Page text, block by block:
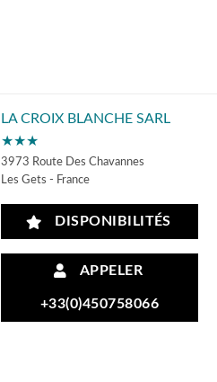
LA CROIX BLANCHE SARL
★★★
3973 Route Des Chavannes
Les Gets - France
DISPONIBILITÉS
APPELER
+33(0)450758066